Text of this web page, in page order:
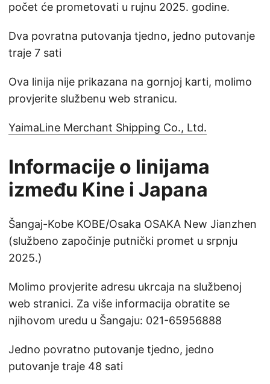
počet će prometovati u rujnu 2025. godine.
Dva povratna putovanja tjedno, jedno putovanje
traje 7 sati
Ova linija nije prikazana na gornjoj karti, molimo
provjerite službenu web stranicu.
YaimaLine Merchant Shipping Co., Ltd.
Informacije o linijama
između Kine i Japana
Šangaj-Kobe KOBE/Osaka OSAKA New Jianzhen
(službeno započinje putnički promet u srpnju
2025.)
Molimo provjerite adresu ukrcaja na službenoj
web stranici. Za više informacija obratite se
njihovom uredu u Šangaju: 021-65956888
Jedno povratno putovanje tjedno, jedno
putovanje traje 48 sati